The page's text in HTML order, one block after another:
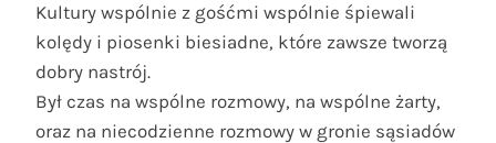
Kultury wspólnie z gośćmi wspólnie śpiewali
kolędy i piosenki biesiadne, które zawsze tworzą
dobry nastrój.
Był czas na wspólne rozmowy, na wspólne żarty,
oraz na niecodzienne rozmowy w gronie sąsiadów